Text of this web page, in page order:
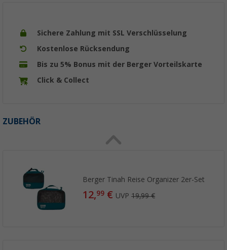
Sichere Zahlung mit SSL Verschlüsselung
Kostenlose Rücksendung
Bis zu 5% Bonus mit der Berger Vorteilskarte
Click & Collect
ZUBEHÖR
Berger Tinah Reise Organizer 2er-Set
12,99 € UVP19,99 €